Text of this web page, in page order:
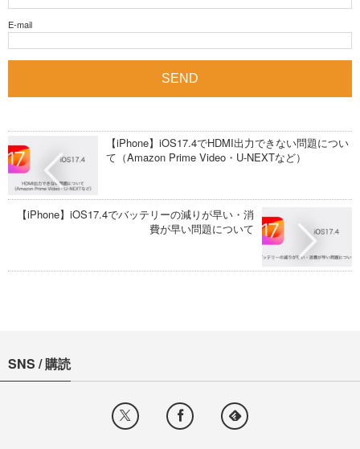
E-mail
【iPhone】iOS17.4でHDMI出力できない問題につい
て（Amazon Prime Video・U-NEXTなど）
【iPhone】iOS17.4でバッテリーの減りが早い・消
費が早い問題について
SNS / 購読